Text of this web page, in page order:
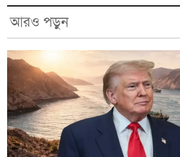
আরও পড়ুন